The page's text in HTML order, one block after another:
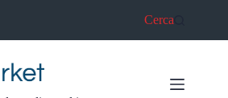
Cerca